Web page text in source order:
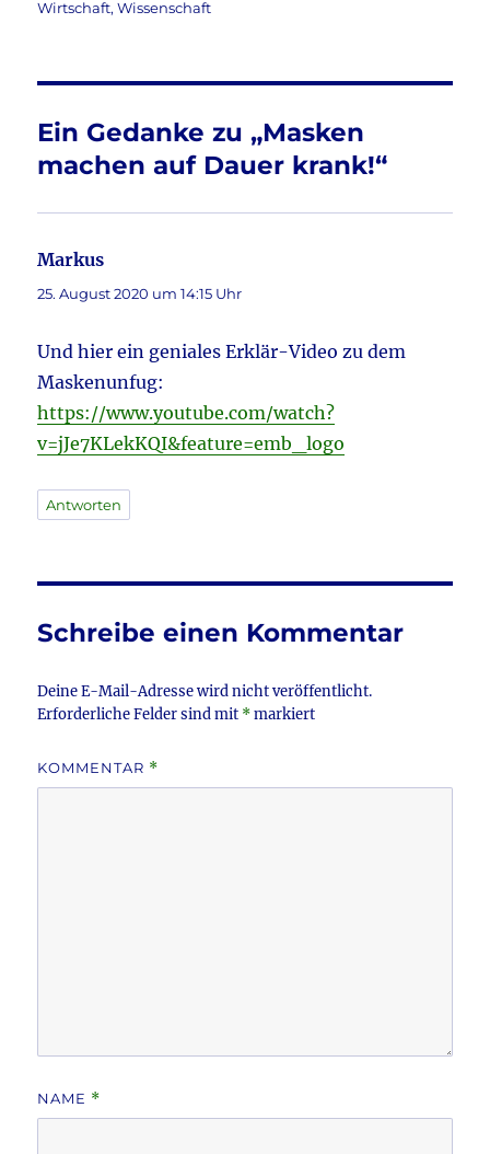
e
o
o
k
te l
n
am
Wirtschaft,Wissenschaft
Ein Gedanke zu „Masken
machen auf Dauer krank!“
Markus
25. August 2020 um 14:15 Uhr
Und hier ein geniales Erklär-Video zu dem
Maskenunfug:
https://www.youtube.com/watch?
v=jJe7KLekKQI&feature=emb_logo
Antworten
Schreibe einen Kommentar
Deine E-Mail-Adresse wird nicht veröffentlicht.
Erforderliche Felder sind mit *markiert
KOMMENTAR *
NAME *